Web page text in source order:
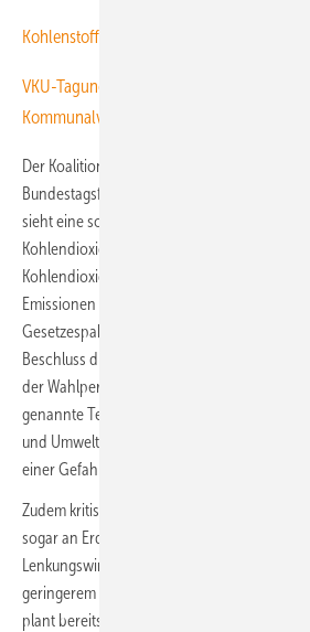
Kohlenstoff versenkt
VKU-Tagung: Kanzler in spe übt Grünen
Kommunalversorger verlangen Neustart
Der Koalitionsvertrag der Bundesregierung
Bundestagsfraktionen der SPD und der
sieht eine sogenannte Abscheidung und
Kohlendioxid zur Reduzierung der
Kohlendioxid (CO2) „insbesondere für
Emissionen des Industriesektors und für
Gesetzespaketes vor. Die Koalitionäre sahen
Beschluss dieses Gesetzespaketes schon
der Wahlperiode“ vor. Die Carbon Capture
genannte Technologie ist umstritten, weil ihre
und Umwelt als nicht klar voraussehbar
einer Gefahr durch Lecks entweichender
Zudem kritisieren Umweltschützer
sogar an Erdgaskraftwerken möglich sein
Lenkungswirkung der
geringerem CO2-Ausstoß zunichtemachten.
plant bereits den Neubau von